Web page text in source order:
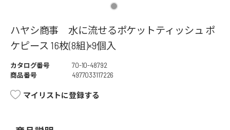
ハヤシ商事 水に流せるポケットティッシュ ポ
ケピース 16枚(8組)×9個入
カタログ番号
70-10-48792
商品番号
4977033117226
マイリストに登録する